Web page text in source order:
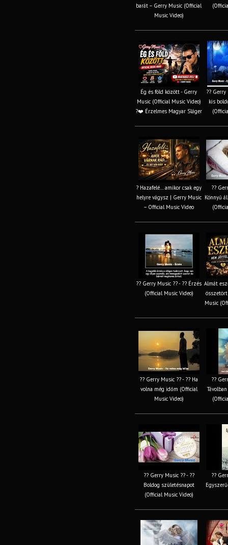
barát – Gerry Music (Official
Music Video)
Ég és föld között - Gerry
Music (Official Music Video)
?❤️ Érzelmes Magyar Sláger
?? Gerry
kis
? Hazafelé… amikor csak egy
helyre vágysz | Gerry Music
– Official Music Video
??
Könnyű
?? Gerry Music ?? - ?? Érzés
(Official Music Video)
Almát
Music
?? Gerry Music ?? - ?? Ha
volna még időm (Official
Music Video)
??
?? Gerry Music ?? - ??
Boldog születésnapot
(Official Music Video)
??